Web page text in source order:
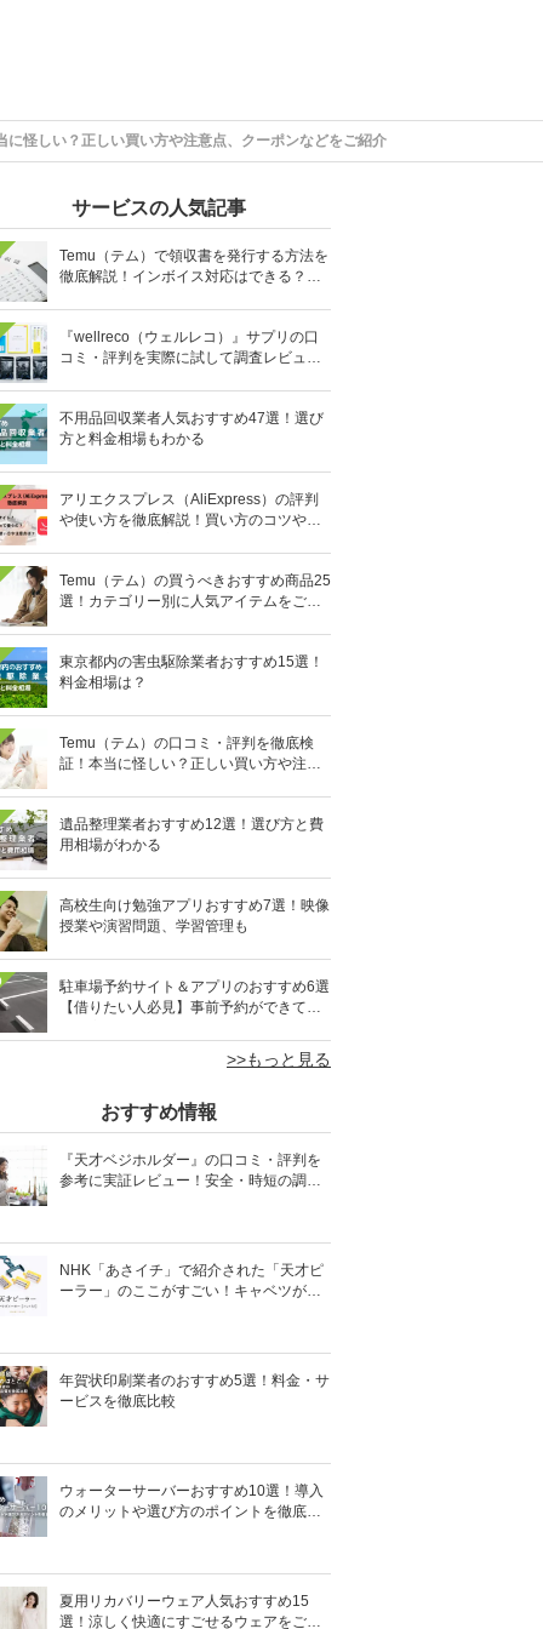
怪しい？正しい買い方や注意点、クーポンなどをご紹介
サービスの人気記事
Temu（テム）で領収書を発行する方法を
徹底解説！インボイス対応はできる？宛
『wellreco（ウェルレコ）』サプリの口
コミ・評判を実際に試して調査レビュ
不用品回収業者人気おすすめ47選！選び
方と料金相場もわかる
アリエクスプレス（AliExpress）の評判
や使い方を徹底解説！買い方のコツや注
Temu（テム）の買うべきおすすめ商品25
選！カテゴリー別に人気アイテムをご紹
東京都内の害虫駆除業者おすすめ15選！
料金相場は？
Temu（テム）の口コミ・評判を徹底検
証！本当に怪しい？正しい買い方や注意
遺品整理業者おすすめ12選！選び方と費
用相場がわかる
高校生向け勉強アプリおすすめ7選！映像
授業や演習問題、学習管理も
駐車場予約サイト＆アプリのおすすめ6選
【借りたい人必見】事前予約ができてし
>>もっと見る
おすすめ情報
『天才ベジホルダー』の口コミ・評判を
参考に実証レビュー！安全・時短の調理
NHK「あさイチ」で紹介された「天才ピ
ーラー」のここがすごい！キャベツがほ
年賀状印刷業者のおすすめ5選！料金・サ
ービスを徹底比較
ウォーターサーバーおすすめ10選！導入
のメリットや選び方のポイントを徹底解
夏用リカバリーウェア人気おすすめ15
選！涼しく快適にすごせるウェアをご紹